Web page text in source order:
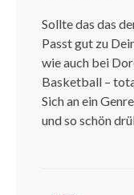
Sollte das das
Passt gut zu
wie auch bei
Basketball –
Sich an ein
und so schön